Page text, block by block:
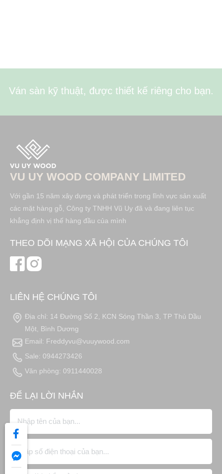
Ván sàn kỹ thuật, được thiết kế riêng cho bạn.
VU UY WOOD COMPANY LIMITED
Với gần 15 năm xây dựng và phát triển trong lĩnh vực sản xuất
các mặt hàng gỗ, Công ty TNHH Vũ Uy đã và đang liên tục
khẳng định vị thế hàng đầu của mình
THEO DÕI MẠNG XÃ HỘI CỦA CHÚNG TÔI
LIÊN HỆ CHÚNG TÔI
Địa chỉ: 14 Đường Số 2, KCN Sóng Thần 3, TP Thủ Dầu
Một, Bình Dương
Email: Freddyvu@vuuywood.com
Sale: 0944273426
Văn phòng: 0911440028
ĐỂ LẠI LỜI NHẮN